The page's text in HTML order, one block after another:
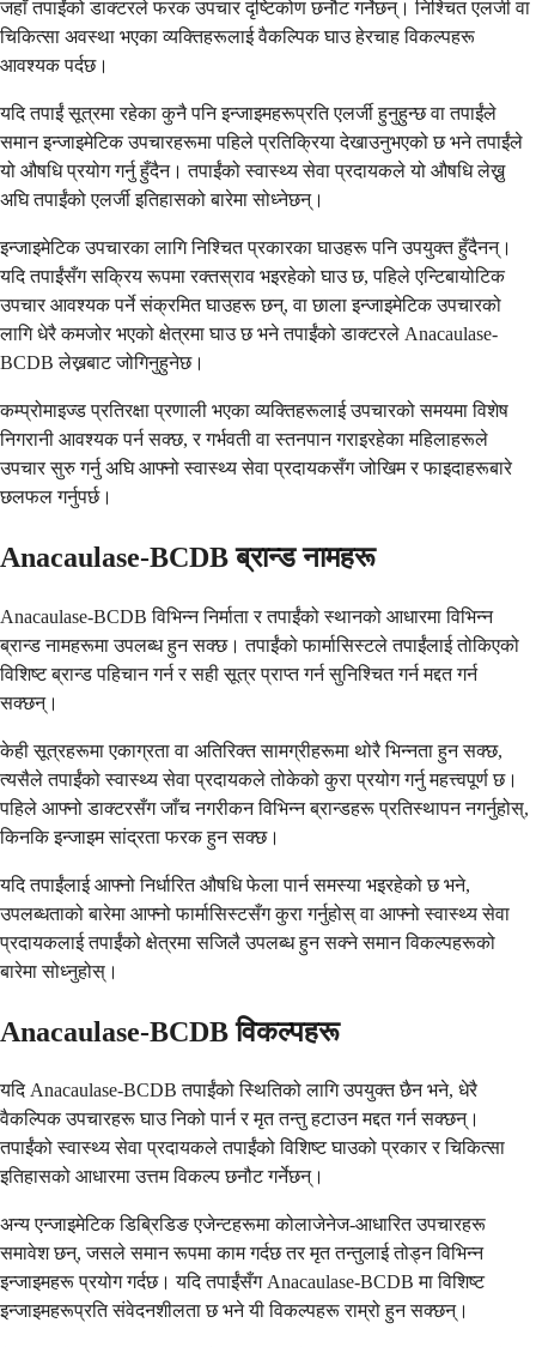
जहाँ तपाईंको डाक्टरले फरक उपचार दृष्टिकोण छनौट गर्नेछन्। निश्चित एलर्जी वा
चिकित्सा अवस्था भएका व्यक्तिहरूलाई वैकल्पिक घाउ हेरचाह विकल्पहरू
आवश्यक पर्दछ।
यदि तपाईं सूत्रमा रहेका कुनै पनि इन्जाइमहरूप्रति एलर्जी हुनुहुन्छ वा तपाईंले
समान इन्जाइमेटिक उपचारहरूमा पहिले प्रतिक्रिया देखाउनुभएको छ भने तपाईंले
यो औषधि प्रयोग गर्नु हुँदैन। तपाईंको स्वास्थ्य सेवा प्रदायकले यो औषधि लेख्नु
अघि तपाईंको एलर्जी इतिहासको बारेमा सोध्नेछन्।
इन्जाइमेटिक उपचारका लागि निश्चित प्रकारका घाउहरू पनि उपयुक्त हुँदैनन्।
यदि तपाईंसँग सक्रिय रूपमा रक्तस्राव भइरहेको घाउ छ, पहिले एन्टिबायोटिक
उपचार आवश्यक पर्ने संक्रमित घाउहरू छन्, वा छाला इन्जाइमेटिक उपचारको
लागि धेरै कमजोर भएको क्षेत्रमा घाउ छ भने तपाईंको डाक्टरले Anacaulase-
BCDB लेख्नबाट जोगिनुहुनेछ।
कम्प्रोमाइज्ड प्रतिरक्षा प्रणाली भएका व्यक्तिहरूलाई उपचारको समयमा विशेष
निगरानी आवश्यक पर्न सक्छ, र गर्भवती वा स्तनपान गराइरहेका महिलाहरूले
उपचार सुरु गर्नु अघि आफ्नो स्वास्थ्य सेवा प्रदायकसँग जोखिम र फाइदाहरूबारे
छलफल गर्नुपर्छ।
Anacaulase-BCDB ब्रान्ड नामहरू
Anacaulase-BCDB विभिन्न निर्माता र तपाईंको स्थानको आधारमा विभिन्न
ब्रान्ड नामहरूमा उपलब्ध हुन सक्छ। तपाईंको फार्मासिस्टले तपाईंलाई तोकिएको
विशिष्ट ब्रान्ड पहिचान गर्न र सही सूत्र प्राप्त गर्न सुनिश्चित गर्न मद्दत गर्न
सक्छन्।
केही सूत्रहरूमा एकाग्रता वा अतिरिक्त सामग्रीहरूमा थोरै भिन्नता हुन सक्छ,
त्यसैले तपाईंको स्वास्थ्य सेवा प्रदायकले तोकेको कुरा प्रयोग गर्नु महत्त्वपूर्ण छ।
पहिले आफ्नो डाक्टरसँग जाँच नगरीकन विभिन्न ब्रान्डहरू प्रतिस्थापन नगर्नुहोस्,
किनकि इन्जाइम सांद्रता फरक हुन सक्छ।
यदि तपाईंलाई आफ्नो निर्धारित औषधि फेला पार्न समस्या भइरहेको छ भने,
उपलब्धताको बारेमा आफ्नो फार्मासिस्टसँग कुरा गर्नुहोस् वा आफ्नो स्वास्थ्य सेवा
प्रदायकलाई तपाईंको क्षेत्रमा सजिलै उपलब्ध हुन सक्ने समान विकल्पहरूको
बारेमा सोध्नुहोस्।
Anacaulase-BCDB विकल्पहरू
यदि Anacaulase-BCDB तपाईंको स्थितिको लागि उपयुक्त छैन भने, धेरै
वैकल्पिक उपचारहरू घाउ निको पार्न र मृत तन्तु हटाउन मद्दत गर्न सक्छन्।
तपाईंको स्वास्थ्य सेवा प्रदायकले तपाईंको विशिष्ट घाउको प्रकार र चिकित्सा
इतिहासको आधारमा उत्तम विकल्प छनौट गर्नेछन्।
अन्य एन्जाइमेटिक डिब्रिडिङ एजेन्टहरूमा कोलाजेनेज-आधारित उपचारहरू
समावेश छन्, जसले समान रूपमा काम गर्दछ तर मृत तन्तुलाई तोड्न विभिन्न
इन्जाइमहरू प्रयोग गर्दछ। यदि तपाईंसँग Anacaulase-BCDB मा विशिष्ट
इन्जाइमहरूप्रति संवेदनशीलता छ भने यी विकल्पहरू राम्रो हुन सक्छन्।